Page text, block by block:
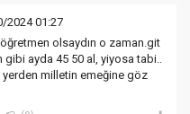
2024 01:27
olsaydın o zaman.git
gibi ayda 45 50 al, yiyosa tabi..
yerden milletin emeğine göz